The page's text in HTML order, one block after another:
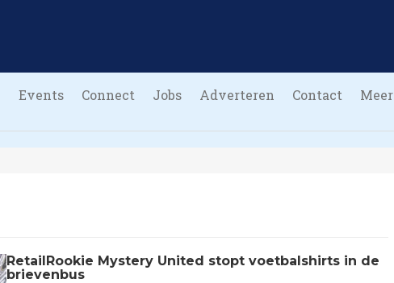
Events Connect Jobs Adverteren Contact Meer
RetailRookie Mystery United stopt voetbalshirts in de
brievenbus